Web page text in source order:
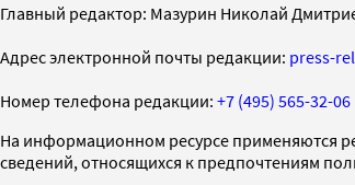
Главный редактор: Мазурин Николай
Адрес электронной почты редакции: press-
Номер телефона редакции: +7 (495) 565-32-06
На информационном ресурсе применяются
сведений, относящихся к предпочтениям